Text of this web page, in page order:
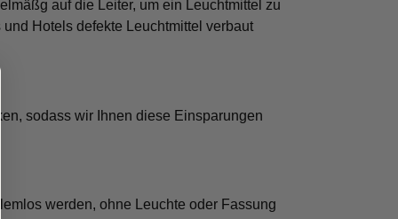
auf die Leiter, um ein Leuchtmittel zu
Hotels defekte Leuchtmittel verbaut
sodass wir Ihnen diese Einsparungen
werden, ohne Leuchte oder Fassung